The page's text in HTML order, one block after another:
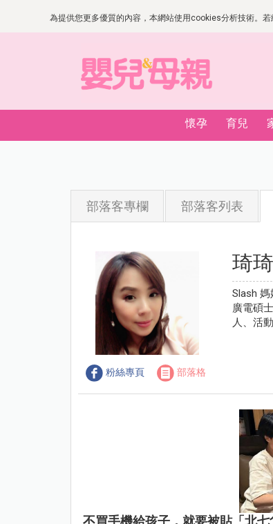
為提供您更多優質的內容，本網站使用cookies分析技術。
懷孕 育兒
部落客專欄 部落客列表
粉絲專頁 部落格
琦琦
Slash
廣電碩
人、活
不買手機給孩子，就要被貼「北